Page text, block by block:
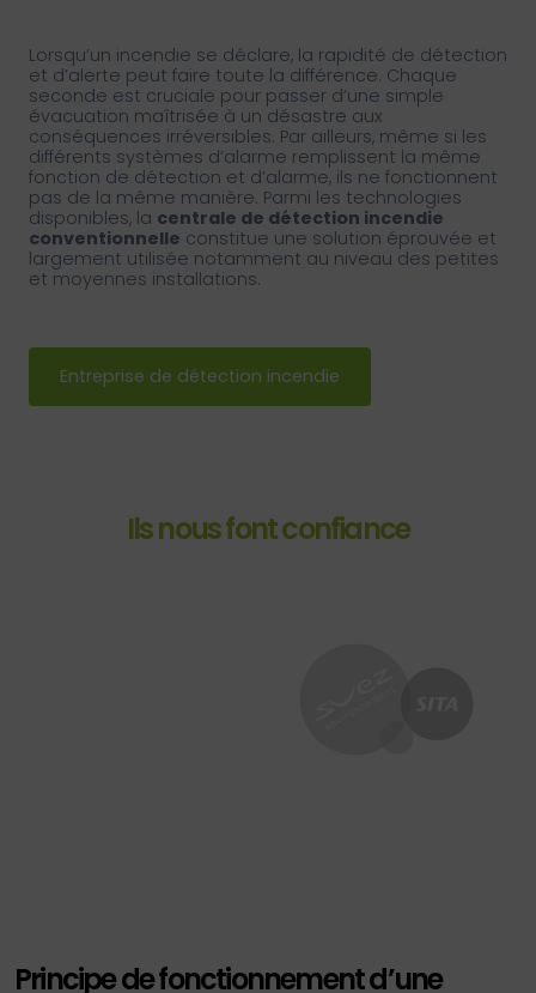
Lorsqu’un incendie se déclare, la rapidité de détection
et d’alerte peut faire toute la différence. Chaque
seconde est cruciale pour passer d’une simple
évacuation maîtrisée à un désastre aux
conséquences irréversibles. Par ailleurs, même si les
différents systèmes d’alarme remplissent la même
fonction de détection et d’alarme, ils ne fonctionnent
pas de la même manière. Parmi les technologies
disponibles, la centrale de détection incendie
conventionnelle constitue une solution éprouvée et
largement utilisée notamment au niveau des petites
et moyennes installations.
Entreprise de détection incendie
Ils nous font confiance
Principe de fonctionnement d’une